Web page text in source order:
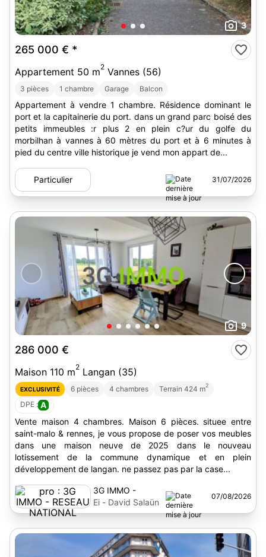
3
265 000 € *
Appartement 50 m2 Vannes (56)
3 pièces 1 chambre Garage Balcon
Appartement à vendre 1 chambre. Résidence dominant le
port et la capitainerie du port. dans un grand parc boisé des
petits immeubles :r plus 2 en plein c?ur du golfe du
morbilhan à vannes à 60 mètres du port et à 6 minutes à
pied du centre ville historique je vend mon appart de...
Particulier 31/07/2026
9
286 000 €
Maison 110 m2 Langan (35)
EXCLUSIVITÉ 6 pièces 4 chambres Terrain 424 m2
DPE : A
Vente maison 4 chambres. Maison 6 pièces. situee entre
saint-malo & rennes, je vous propose de poser vos meubles
dans une maison neuve de 2025 dans le nouveau
lotissement de la commune dynamique et en plein
développement de langan. ne passez pas par la case...
3G IMMO -
RESEAU
NATIONAL
Ei - David Salaün
07/08/2026